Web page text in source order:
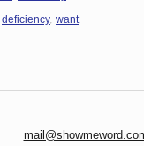
deficiency, want